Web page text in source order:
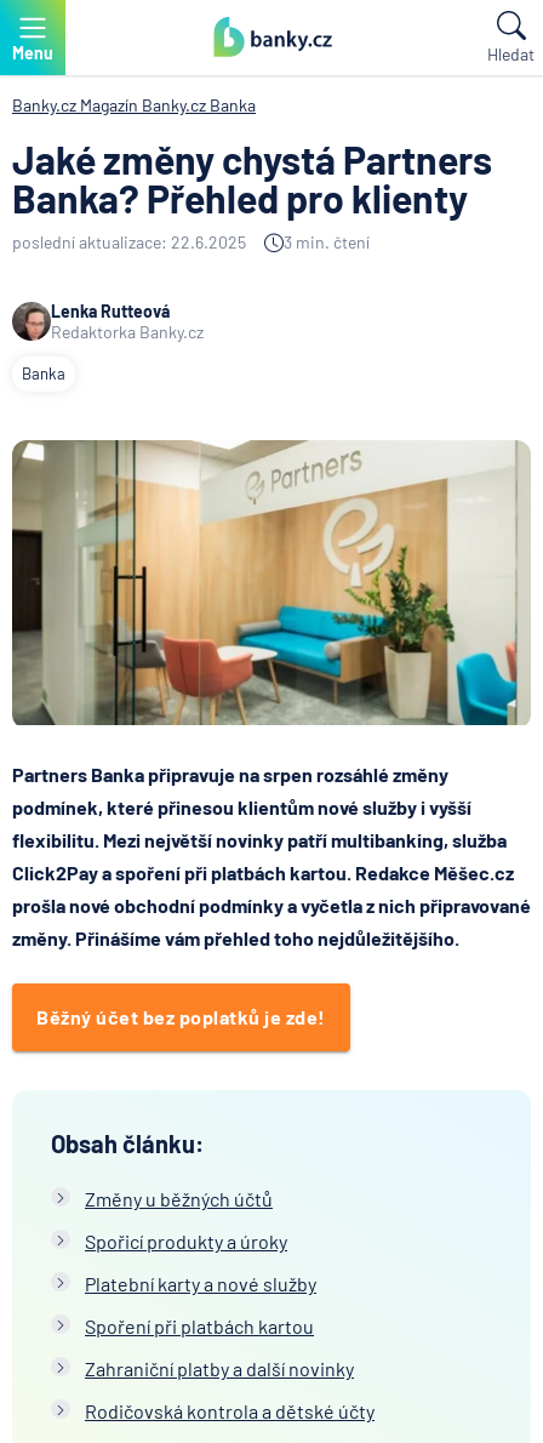
Menu Hledat
Banky.cz Magazín Banky.cz Banka
Jaké změny chystá Partners
Banka? Přehled pro klienty
poslední aktualizace: 22.6.2025 3 min. čtení
Lenka Rutteová
Redaktorka Banky.cz
Banka
Partners Bankapřipravuje na srpen rozsáhlézměny
podmínek, které přinesou klientům nové služby i vyšší
flexibilitu. Mezi největší novinky patřímultibanking, služba
Click2Paya spoření při platbách kartou. Redakce Měšec.cz
prošla nové obchodní podmínky a vyčetla z nich připravované
změny. Přinášíme vám přehled toho nejdůležitějšího.
Běžný účet bez poplatků je zde!
Obsah článku:
Změny u běžných účtů
Spořicí produkty a úroky
Platební karty a nové služby
Spoření při platbách kartou
Zahraniční platby a další novinky
Rodičovská kontrola a dětské účty